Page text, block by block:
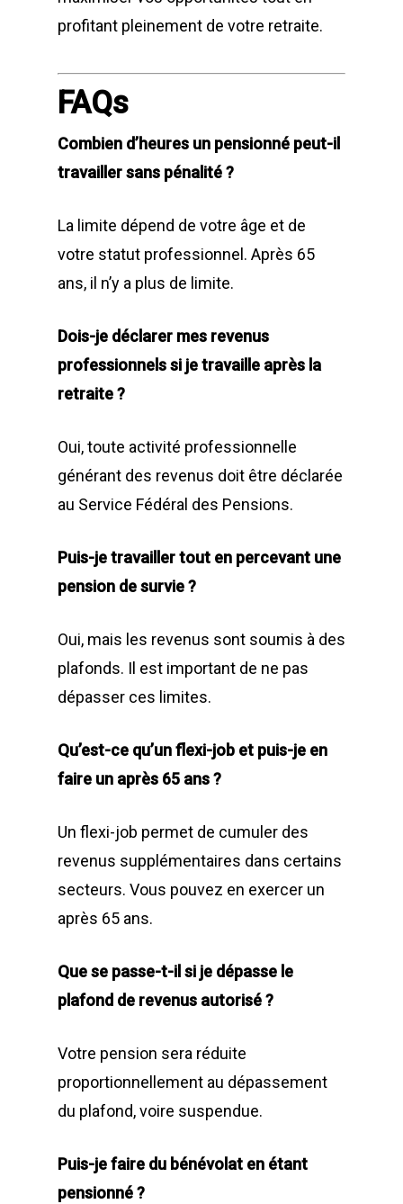
profitant pleinement de votre retraite.
FAQs
Combien d’heures un pensionné peut-il
travailler sans pénalité ?
La limite dépend de votre âge et de
votre statut professionnel. Après 65
ans, il n’y a plus de limite.
Dois-je déclarer mes revenus
professionnels si je travaille après la
retraite ?
Oui, toute activité professionnelle
générant des revenus doit être déclarée
au Service Fédéral des Pensions.
Puis-je travailler tout en percevant une
pension de survie ?
Oui, mais les revenus sont soumis à des
plafonds. Il est important de ne pas
dépasser ces limites.
Qu’est-ce qu’un flexi-job et puis-je en
faire un après 65 ans ?
Un flexi-job permet de cumuler des
revenus supplémentaires dans certains
secteurs. Vous pouvez en exercer un
après 65 ans.
Que se passe-t-il si je dépasse le
plafond de revenus autorisé ?
Votre pension sera réduite
proportionnellement au dépassement
du plafond, voire suspendue.
Puis-je faire du bénévolat en étant
pensionné ?